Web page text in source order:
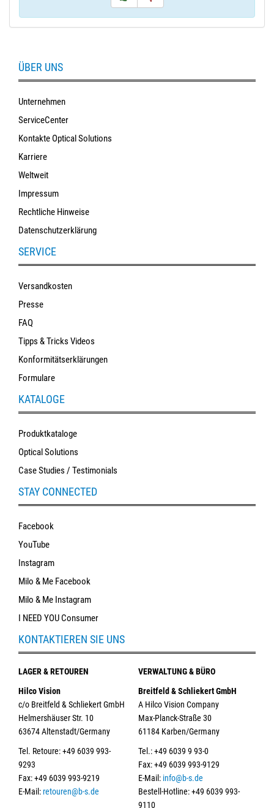
ÜBER UNS
Unternehmen
ServiceCenter
Kontakte Optical Solutions
Karriere
Weltweit
Impressum
Rechtliche Hinweise
Datenschutzerklärung
SERVICE
Versandkosten
Presse
FAQ
Tipps & Tricks Videos
Konformitätserklärungen
Formulare
KATALOGE
Produktkataloge
Optical Solutions
Case Studies / Testimonials
STAY CONNECTED
Facebook
YouTube
Instagram
Milo & Me Facebook
Milo & Me Instagram
I NEED YOU Consumer
KONTAKTIEREN SIE UNS
LAGER & RETOUREN
Hilco Vision
c/o Breitfeld & Schliekert GmbH
Helmershäuser Str. 10
63674 Altenstadt/Germany
Tel. Retoure: +49 6039 993-
9293
Fax: +49 6039 993-9219
E-Mail:retouren@b-s.de
VERWALTUNG & BÜRO
Breitfeld & Schliekert GmbH
A Hilco Vision Company
Max-Planck-Straße 30
61184 Karben/Germany
Tel.: +49 6039 9 93-0
Fax: +49 6039 993-9129
E-Mail: info@b-s.de
Bestell-Hotline: +49 6039 993-
9110